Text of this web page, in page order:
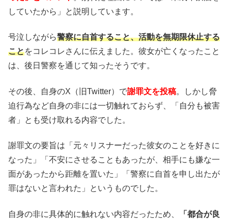
していたから」と説明しています。
号泣しながら警察に自首すること、活動を無期限休止する
ことをコレコレさんに伝えました。彼女が亡くなったこと
は、後日警察を通じて知ったそうです。
その後、自身のX（旧Twitter）で謝罪文を投稿。しかし脅
迫行為など自身の非には一切触れておらず、「自分も被害
者」とも受け取れる内容でした。
謝罪文の要旨は「元々リスナーだった彼女のことを好きに
なった」「不安にさせることもあったが、相手にも嫌な一
面があったから距離を置いた」「警察に自首を申し出たが
罪はないと言われた」というものでした。
自身の非に具体的に触れない内容だったため、
「都合が良